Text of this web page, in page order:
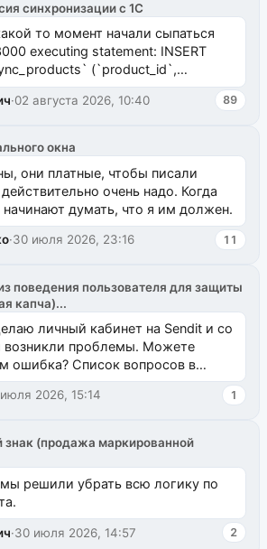
синхронизации с 1С
то момент начали сыпаться
executing statement: INSERT
(`product_id`,
...
·02 августа 2026, 10:40 89
окна
они платные, чтобы писали
очень надо. Когда
думать, что я им должен.
·30 июля 2026, 23:16 11
поведения пользователя для защиты
капча)...
личный кабинет на Sendit и со
возникли проблемы. Можете
ошибка? Список вопросов в
на modx.pro пока пуст, и,...
2026, 15:14 1
знак (продажа маркированной
решили убрать всю логику по
·30 июля 2026, 14:57 2